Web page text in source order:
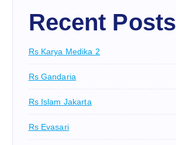
Recent Posts
Rs Karya Medika 2
Rs Gandaria
Rs Islam Jakarta
Rs Evasari